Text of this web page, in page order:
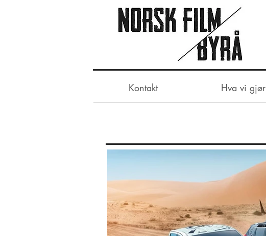
Kontakt Hva vi gjør